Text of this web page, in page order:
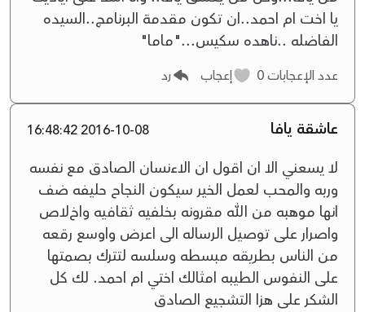
يا اخت ام احمد..ان تكون مقدمة البرنامج..السيده
الفاضله ..ناهده سكيس..."ماما"
عدد الإعجابات إعجاب رد
عاشقة يافا 2016-10-08 16:48:42
ﻻ يسعني اﻻ ان اقول ان اﻻءنسان الصادق مع نفسه
وربه والمحب لعمل الخير سيكون النجاح حليفه ضف
انها موهبه من الله مقرونه بخلفيه ثقافيه واخﻻص
واصرار على توصيل الرساله الى اعرض واوسع رقعه
من الناس بطريقه مبسطه وسلسه لتترك بصمتها
على النفوس الطيبه امثالك اختي ام احمد. لك كل
الشكر على هزا التشجيع الصادق